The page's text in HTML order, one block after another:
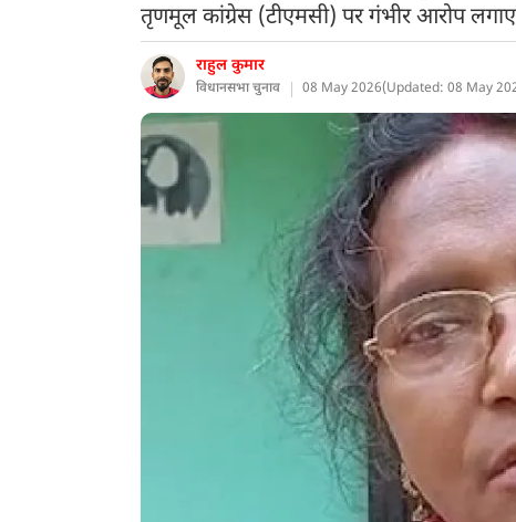
तृणमूल कांग्रेस (टीएमसी) पर गंभीर आरोप
राहुल कुमार
विधानसभा चुनाव 08 May 2026(Updated: 08 May